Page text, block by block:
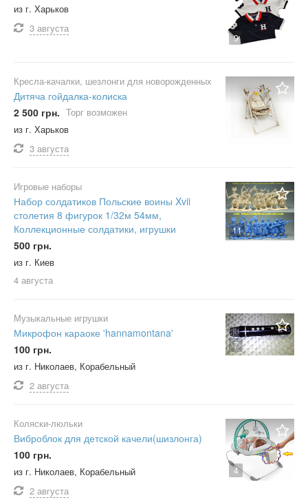
9
из г. Харьков
3 августа
Кресла-качалки, шезлонги для новорожденных
Дитяча гойдалка-колиска
2 500 грн. Торг возможен
из г. Харьков
3 августа
11
Игровые наборы
Набор солдатиков Польские воины Xvii
столетия 8 фигурок 1/32м 54мм,
Коллекционные солдатики, игрушки
500 грн.
из г. Киев
4 августа
7
Музыкальные игрушки
Микрофон караоке 'hannamontana'
100 грн.
из г. Николаев, Корабельный
2 августа
4
Коляски-люльки
Виброблок для детской качели(шизлонга)
100 грн.
из г. Николаев, Корабельный
2 августа